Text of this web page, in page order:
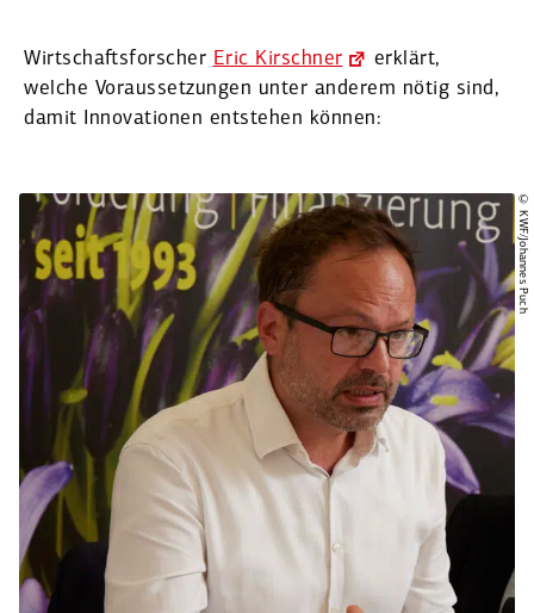
Wirtschafts­for­scher Eric Kirschner
erklärt,
welche Voraus­set­zungen unter anderem nötig sind,
damit Innova­tionen entstehen können:
© KWF/Johannes Puch